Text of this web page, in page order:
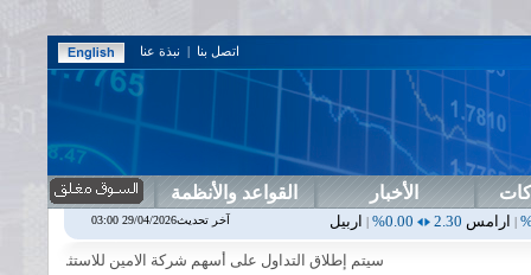
اتصل بنا | نبذة عنا
الأخبار القواعد والأنظمة
0.00%
|اربيل0.00
0.00%
0.00%
|اسفنج1.87
سيتم إطلاق التداول على أسهم شركة الامين للاستثمار المالي في